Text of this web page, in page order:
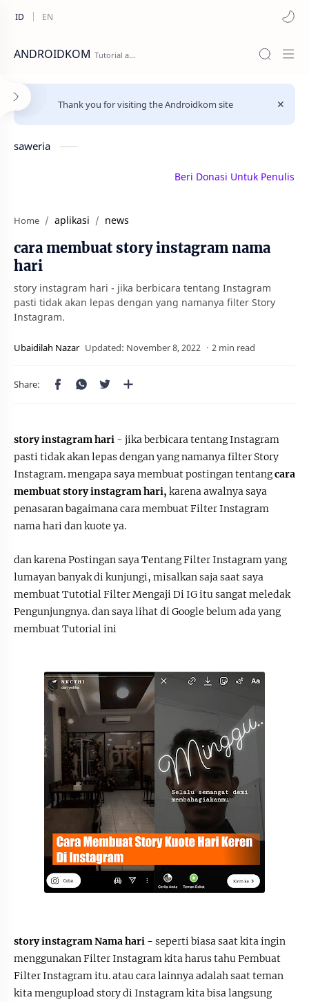
ANDROIDKOM
Thank you for visiting the Androidkom site
saweria
Beri Donasi Untuk Penulis |
Home aplikasi news
cara membuat story instagram nama
hari
story instagram hari - jika berbicara tentang Instagram
pasti tidak akan lepas dengan yang namanya filter Story
Instagram.
2 min read
story instagram hari - jika berbicara tentang Instagram
pasti tidak akan lepas dengan yang namanya filter Story
Instagram. mengapa saya membuat postingan tentangcara
membuat story instagram hari, karena awalnya saya
penasaran bagaimana cara membuat Filter Instagram
nama hari dan kuote ya.
dan karena Postingan saya Tentang Filter Instagram yang
lumayan banyak di kunjungi, misalkan saja saat saya
membuat Tutotial Filter Mengaji Di IG itu sangat meledak
Pengunjungnya. dan saya lihat di Google belum ada yang
membuat Tutorial ini
story instagram Nama hari - seperti biasa saat kita ingin
menggunakan Filter Instagram kita harus tahu Pembuat
Filter Instagram itu. atau cara lainnya adalah saat teman
kita mengupload story di Instagram kita bisa langsung